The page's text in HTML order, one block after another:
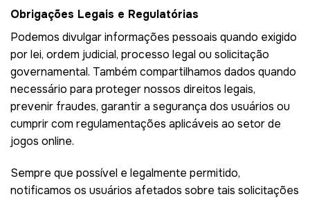
Obrigações Legais e Regulatórias
Podemos divulgar informações pessoais quando exigido
por lei, ordem judicial, processo legal ou solicitação
governamental. Também compartilhamos dados quando
necessário para proteger nossos direitos legais,
prevenir fraudes, garantir a segurança dos usuários ou
cumprir com regulamentações aplicáveis ao setor de
jogos online.
Sempre que possível e legalmente permitido,
notificamos os usuários afetados sobre tais solicitações